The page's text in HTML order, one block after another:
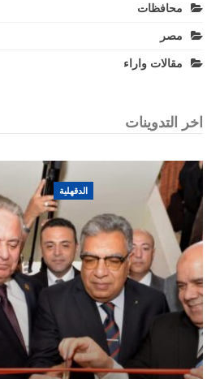
محافظات
مصر
مقالات واراء
اخر التدوينات
الدقهلية